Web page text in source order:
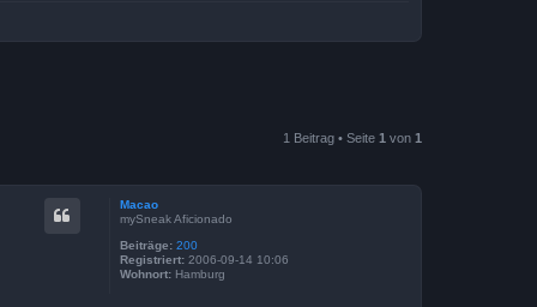
1 Beitrag • Seite 1 von 1
Macao
mySneak Aficionado
Beiträge: 200
Registriert: 2006-09-14 10:06
Wohnort: Hamburg